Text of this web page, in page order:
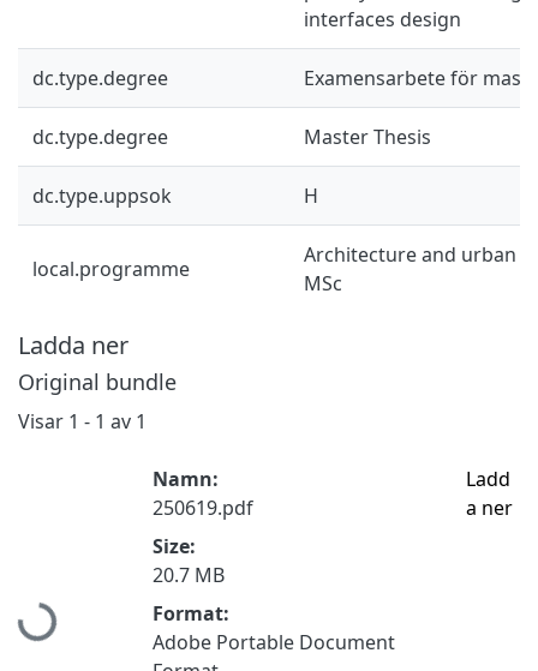
interfaces design
dc.type.degree Examensarbete för
dc.type.degree Master Thesis
dc.type.uppsok H
local.programme
Architecture and urban
MSc
Ladda ner
Original bundle
Visar 1 - 1 av 1
Hämtar...
Namn:
250619.pdf
Size:
20.7 MB
Format:
Adobe Portable Document
Ladd
a ner